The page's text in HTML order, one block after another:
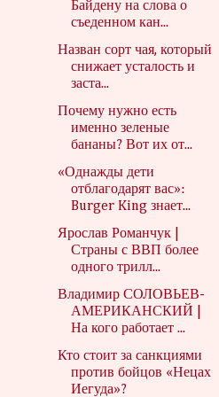
Байдену на слова о
съеденном кан...
Назван сорт чая, который
снижает усталость и
заста...
Почему нужно есть
именно зеленые
бананы? Вот их от...
«Однажды дети
отблагодарят вас»:
Burger King знает...
Ярослав Романчук |
Страны с ВВП более
одного трилл...
Владимир СОЛОВЬЕВ-
АМЕРИКАНСКИЙ |
На кого работает ...
Кто стоит за санкциями
против бойцов «Нецах
Иегуда»?